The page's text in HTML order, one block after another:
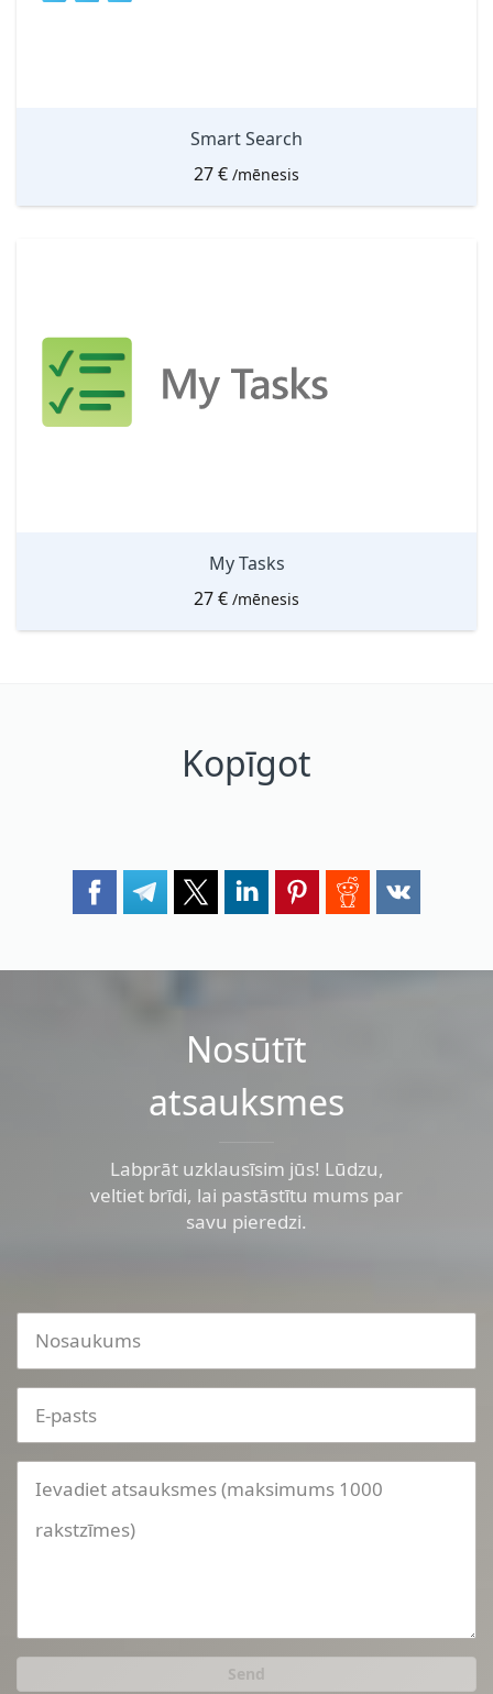
Smart Search
27€ /mēnesis
My Tasks
27€ /mēnesis
Kopīgot
Nosūtīt
atsauksmes
Labprāt uzklausīsim jūs! Lūdzu,
veltiet brīdi, lai pastāstītu mums par
savu pieredzi.
Send